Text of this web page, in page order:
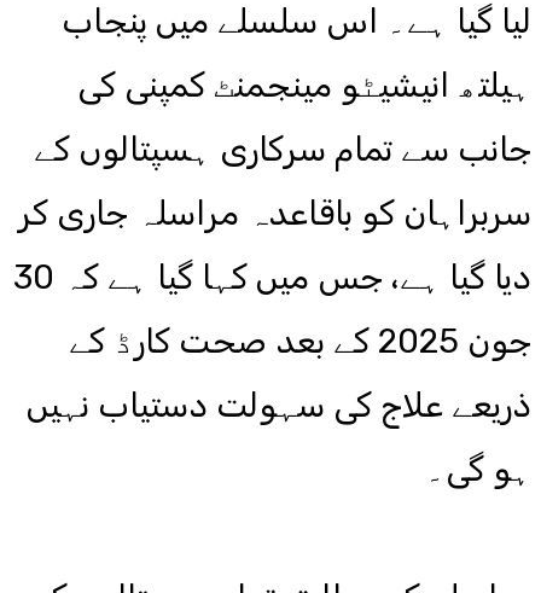
لیا گیا ہے۔ اس سلسلے میں پنجاب
ہیلتھ انیشیٹو مینجمنٹ کمپنی کی
جانب سے تمام سرکاری ہسپتالوں کے
سربراہان کو باقاعدہ مراسلہ جاری کر
دیا گیا ہے، جس میں کہا گیا ہے کہ 30
جون 2025 کے بعد صحت کارڈ کے
ذریعے علاج کی سہولت دستیاب نہیں
ہو گی۔